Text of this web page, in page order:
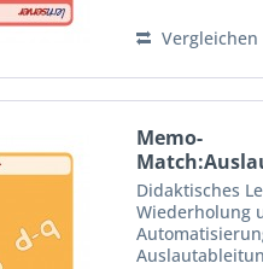
Einsatz
Vergleichen
Memo-
p, mittel
Didaktisches
Wiederholung